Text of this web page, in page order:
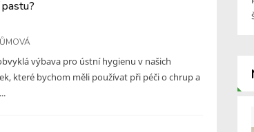
výbava pro ústní hygienu v našich
které bychom měli používat při péči o chrup a